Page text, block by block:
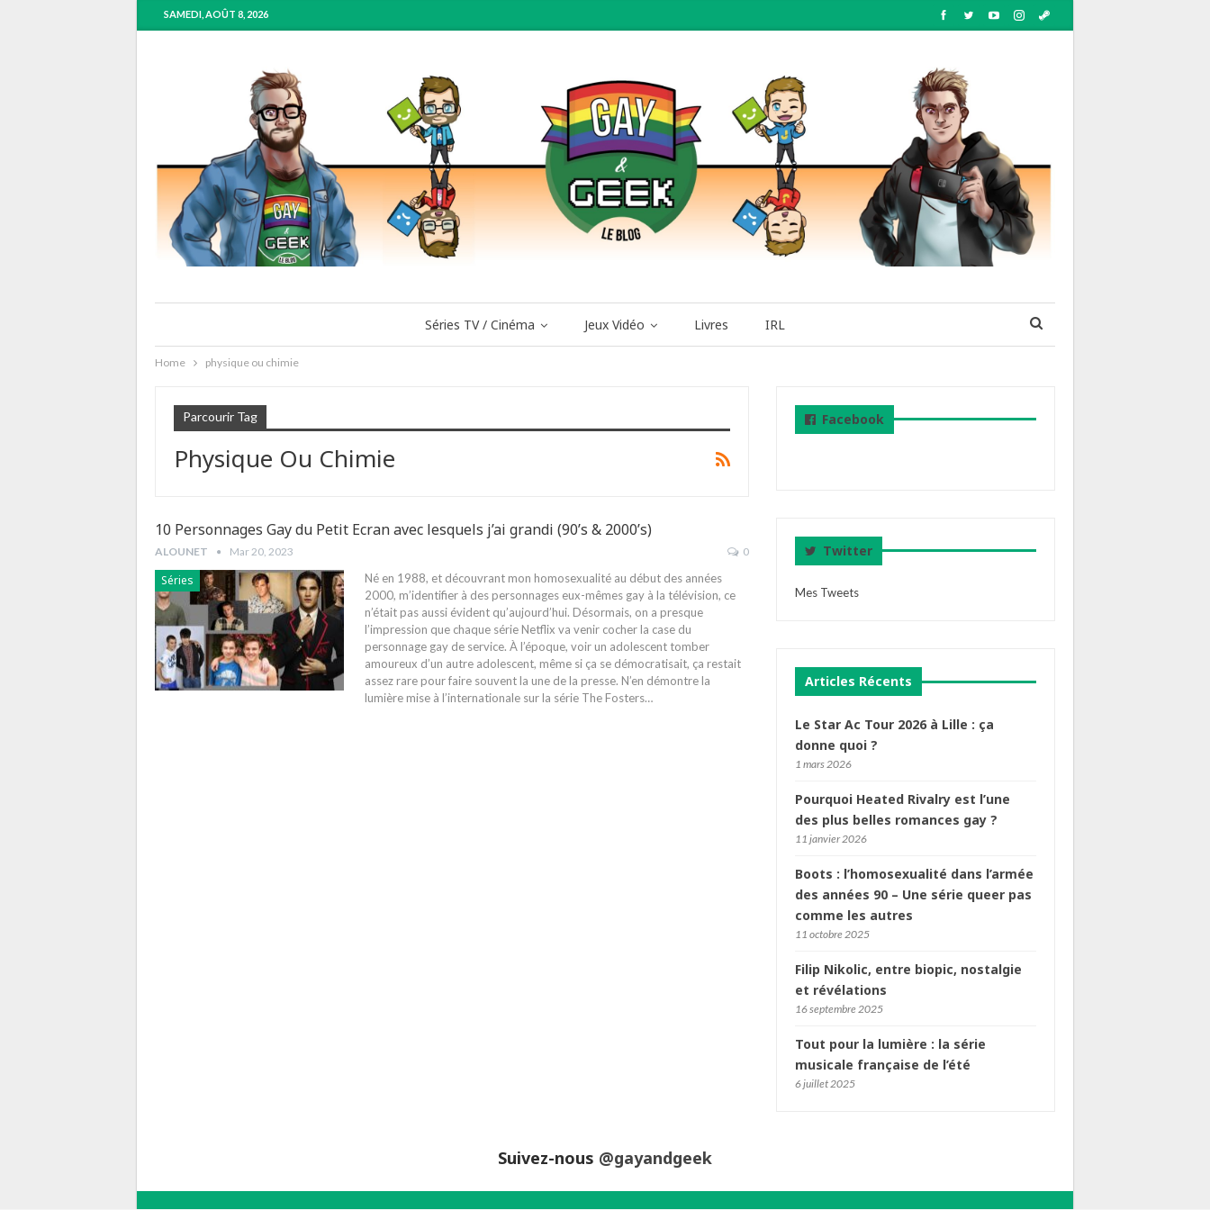
SAMEDI, AOÛT 8, 2026
Séries TV / Cinéma Jeux Vidéo Livres IRL
Home physique ou chimie
Parcourir Tag
Physique Ou Chimie
10 Personnages Gay du Petit Ecran avec lesquels j’ai grandi (90’s & 2000’s)
ALOUNET Mar 20, 2023 0
Séries
Né en 1988, et découvrant mon homosexualité au début des années
2000, m’identifier à des personnages eux-mêmes gay à la télévision, ce
n’était pas aussi évident qu’aujourd’hui. Désormais, on a presque
l’impression que chaque série Netflix va venir cocher la case du
personnage gay de service. À l’époque, voir un adolescent tomber
amoureux d’un autre adolescent, même si ça se démocratisait, ça restait
assez rare pour faire souvent la une de la presse. N’en démontre la
lumière mise à l’internationale sur la série The Fosters…
Facebook
Twitter
Mes Tweets
Articles Récents
Le Star Ac Tour 2026 à Lille : ça
donne quoi ?
1 mars 2026
Pourquoi Heated Rivalry est l’une
des plus belles romances gay ?
11 janvier 2026
Boots : l’homosexualité dans l’armée
des années 90 – Une série queer pas
comme les autres
11 octobre 2025
Filip Nikolic, entre biopic, nostalgie
et révélations
16 septembre 2025
Tout pour la lumière : la série
musicale française de l’été
6 juillet 2025
Suivez-nous @gayandgeek